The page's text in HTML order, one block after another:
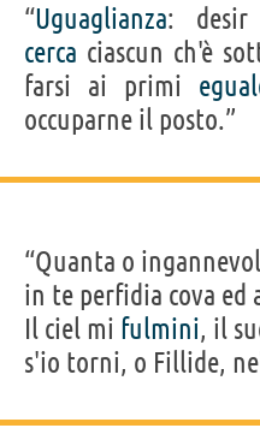
IDENTIKIT E DATI ANAGRAFICI
Nome
Giovanni Battista
Cognome Casti
Nato 29 agosto 1724 a
Morto 5 febbraio 1803 a Parigi
Sesso maschile
Nazionalità italiana
Frasi, citazioni e
2IN
“Uguaglianza:
“Uguaglianza: desir
cerca ciascun ch'è
farsi ai primi
occuparne il posto.”
“Quanta o
in te perfidia cova ed
Il ciel mi fulmini, il
s'io torni, o Fillide,